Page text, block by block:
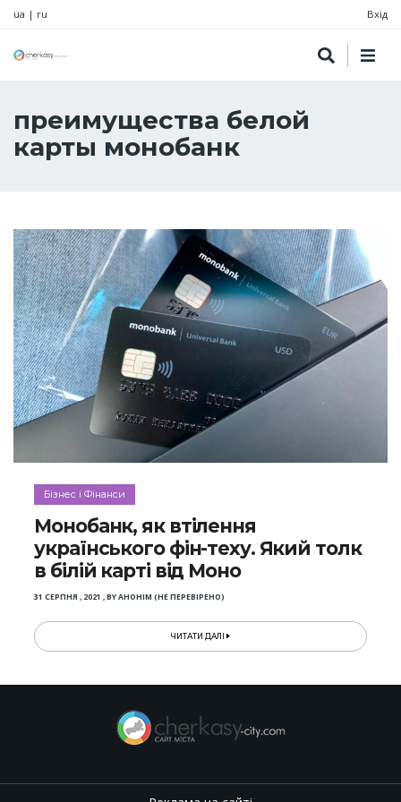
ua | ru Вхід
преимущества белой
карты монобанк
Бізнес і Фінанси
Монобанк, як втілення
українського фін-теху. Який толк
в білій карті від Моно
31 СЕРПНЯ , 2021 ,BYАНОНІМ (НЕ ПЕРЕВІРЕНО)
ЧИТАТИ ДАЛІ